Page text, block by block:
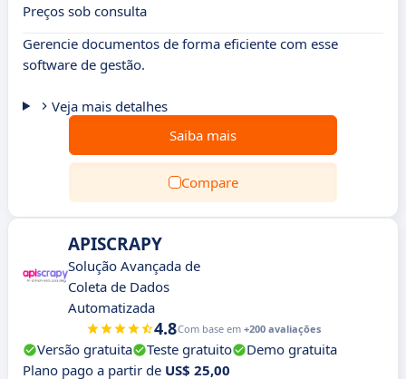
Preços sob consulta
Gerencie documentos de forma eficiente com esse
software de gestão.
Veja mais detalhes
Saiba mais
Compare
APISCRAPY
Solução Avançada de
Coleta de Dados
Automatizada
4.8Com base em +200 avaliações
Versão gratuita Teste gratuito
Demo gratuita
Plano pago a partir de US$ 25,00